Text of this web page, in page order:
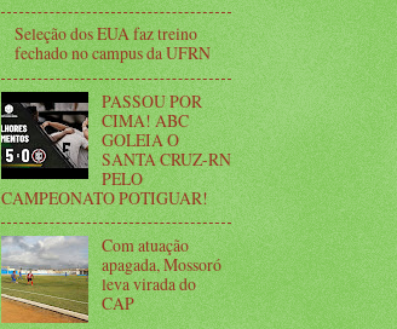
Seleção dos EUA faz treino
fechado no campus da UFRN
PASSOU POR
CIMA! ABC
GOLEIA O
SANTA CRUZ-RN
PELO
CAMPEONATO POTIGUAR!
Com atuação
apagada, Mossoró
leva virada do
CAP